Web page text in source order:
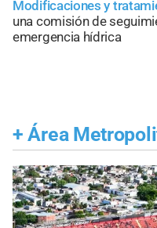
Modificaciones y
una comisión de
emergencia hídrica
+ Área